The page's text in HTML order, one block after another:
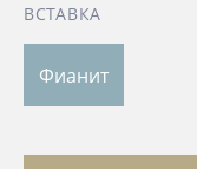
ВСТАВКА
Фианит